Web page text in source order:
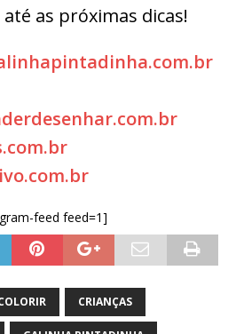
as próximas dicas!
feed feed=1]
CRIANÇAS